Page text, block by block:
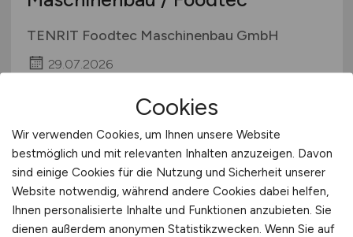
Vertrieb
Sonstige
TENRIT Foodtec Maschinenbau GmbH
29.07.2026
Cookies
Wir verwenden Cookies, um Ihnen unsere Website
bestmöglich und mit relevanten Inhalten anzuzeigen. Davon
sind einige Cookies für die Nutzung und Sicherheit unserer
Website notwendig, während andere Cookies dabei helfen,
Ihnen personalisierte Inhalte und Funktionen anzubieten. Sie
dienen außerdem anonymen Statistikzwecken. Wenn Sie auf